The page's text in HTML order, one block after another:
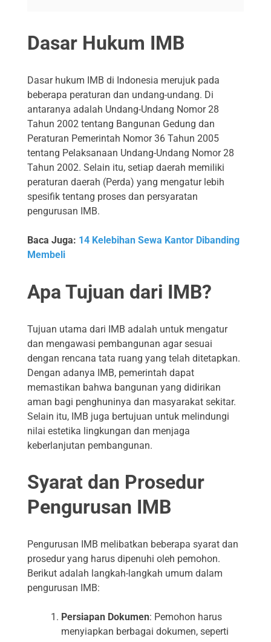
Dasar Hukum IMB
Dasar hukum IMB di Indonesia merujuk pada
beberapa peraturan dan undang-undang. Di
antaranya adalah Undang-Undang Nomor 28
Tahun 2002 tentang Bangunan Gedung dan
Peraturan Pemerintah Nomor 36 Tahun 2005
tentang Pelaksanaan Undang-Undang Nomor 28
Tahun 2002. Selain itu, setiap daerah memiliki
peraturan daerah (Perda) yang mengatur lebih
spesifik tentang proses dan persyaratan
pengurusan IMB.
Baca Juga: 14 Kelebihan Sewa Kantor Dibanding
Membeli
Apa Tujuan dari IMB?
Tujuan utama dari IMB adalah untuk mengatur
dan mengawasi pembangunan agar sesuai
dengan rencana tata ruang yang telah ditetapkan.
Dengan adanya IMB, pemerintah dapat
memastikan bahwa bangunan yang didirikan
aman bagi penghuninya dan masyarakat sekitar.
Selain itu, IMB juga bertujuan untuk melindungi
nilai estetika lingkungan dan menjaga
keberlanjutan pembangunan.
Syarat dan Prosedur
Pengurusan IMB
Pengurusan IMB melibatkan beberapa syarat dan
prosedur yang harus dipenuhi oleh pemohon.
Berikut adalah langkah-langkah umum dalam
pengurusan IMB:
Persiapan Dokumen: Pemohon harus
menyiapkan berbagai dokumen, seperti